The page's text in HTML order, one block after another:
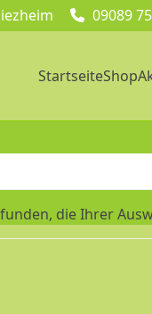
09089
StartseiteShop
die Ihrer